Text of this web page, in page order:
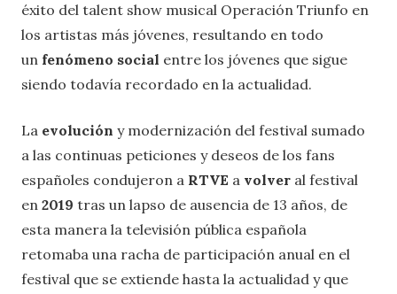
éxito del talent show musical Operación Triunfo en
los artistas más jóvenes, resultando en todo
un fenómeno social entre los jóvenes que sigue
siendo todavía recordado en la actualidad.
La evolución y modernización del festival sumado
a las continuas peticiones y deseos de los fans
españoles condujeron a RTVE a volver al festival
en 2019 tras un lapso de ausencia de 13 años, de
esta manera la televisión pública española
retomaba una racha de participación anual en el
festival que se extiende hasta la actualidad y que